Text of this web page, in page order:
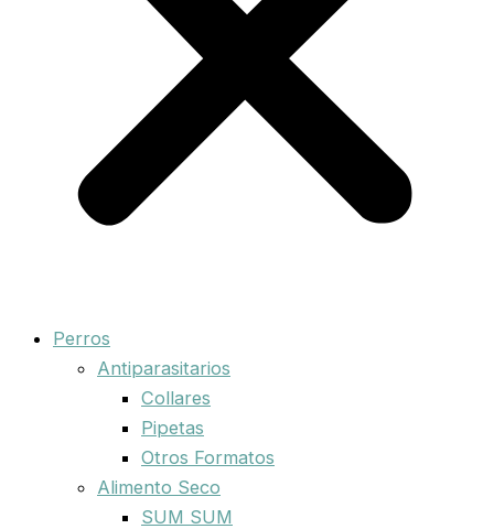
Perros
Antiparasitarios
Collares
Pipetas
Otros Formatos
Alimento Seco
SUM SUM